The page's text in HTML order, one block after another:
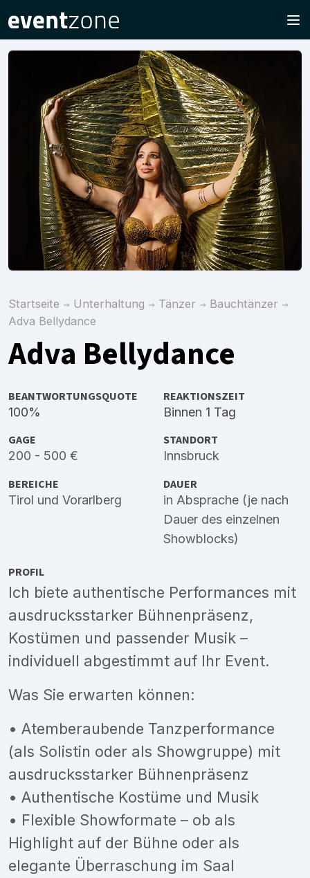
Startseite Unterhaltung Tänzer
Bauchtänzer
Adva Bellydance
Adva Bellydance
BEANTWORTUNGSQUOTE
100%
REAKTIONSZEIT
Binnen 1 Tag
GAGE
200 - 500 €
STANDORT
Innsbruck
BEREICHE
Tirol und Vorarlberg
DAUER
in Absprache (je nach
Dauer des einzelnen
Showblocks)
PROFIL
Ich biete authentische Performances mit
ausdrucksstarker Bühnenpräsenz,
Kostümen und passender Musik –
individuell abgestimmt auf Ihr Event.
Was Sie erwarten können:
• Atemberaubende Tanzperformance
(als Solistin oder als Showgruppe) mit
ausdrucksstarker Bühnenpräsenz
• Authentische Kostüme und Musik
• Flexible Showformate – ob als
Highlight auf der Bühne oder als
elegante Überraschung im Saal